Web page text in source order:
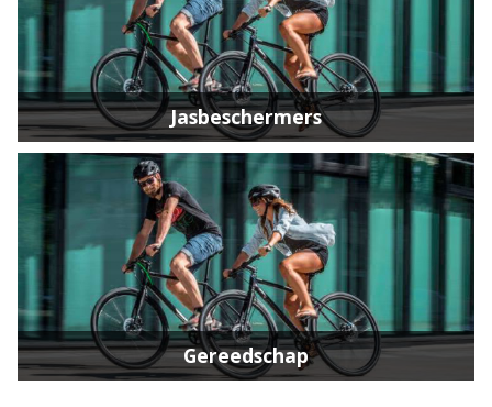
Jasbeschermers
Gereedschap